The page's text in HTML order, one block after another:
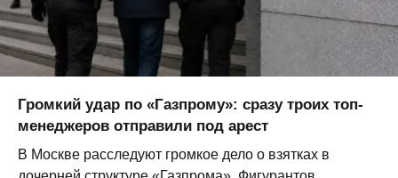
Громкий удар по «Газпрому»: сразу троих топ-
менеджеров отправили под арест
В Москве расследуют громкое дело о взятках в